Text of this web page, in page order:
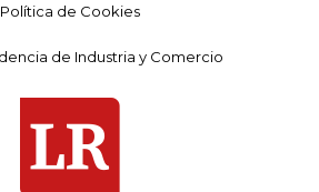
Política de Cookies
de Industria y Comercio